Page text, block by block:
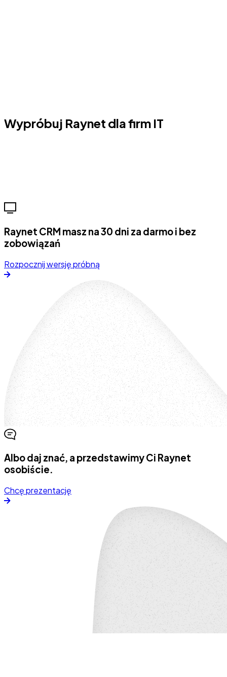
Wypróbuj Raynet dla firm IT
Raynet CRM masz na 30 dni za darmo i bez
zobowiązań
Rozpocznij wersję próbną
Albo daj znać, a przedstawimy Ci Raynet
osobiście.
Chcę prezentację